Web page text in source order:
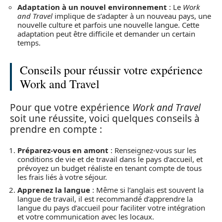
Adaptation à un nouvel environnement : Le Work
and Travel implique de s’adapter à un nouveau pays, une
nouvelle culture et parfois une nouvelle langue. Cette
adaptation peut être difficile et demander un certain
temps.
Conseils pour réussir votre expérience
Work and Travel
Pour que votre expérience Work and Travel
soit une réussite, voici quelques conseils à
prendre en compte :
Préparez-vous en amont : Renseignez-vous sur les
conditions de vie et de travail dans le pays d’accueil, et
prévoyez un budget réaliste en tenant compte de tous
les frais liés à votre séjour.
Apprenez la langue : Même si l’anglais est souvent la
langue de travail, il est recommandé d’apprendre la
langue du pays d’accueil pour faciliter votre intégration
et votre communication avec les locaux.